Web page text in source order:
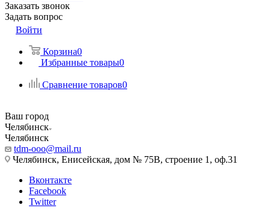
Заказать звонок
Задать вопрос
Войти
Корзина0
Избранные товары0
Сравнение товаров0
Ваш город
Челябинск
Челябинск
tdm-ooo@mail.ru
Челябинск, Енисейская, дом № 75В, строение 1, оф.31
Вконтакте
Facebook
Twitter